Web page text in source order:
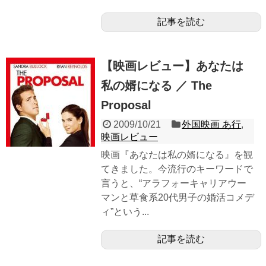
記事を読む
【映画レビュー】あなたは
私の婿になる ／ The
Proposal
2009/10/21 外国映画 あ行,
映画レビュー
映画『あなたは私の婿になる』を観
てきました。今流行のキーワードで
言うと、“アラフォーキャリアウー
マンと草食系20代男子の婚活コメデ
ィ”という...
記事を読む